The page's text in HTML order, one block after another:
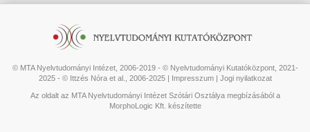
© MTA Nyelvtudományi Intézet, 2006-2019 - © Nyelvtudományi Kutatóközpont, 2021-
2025 - © Ittzés Nóra et al., 2006-2025 | Impresszum| Jogi nyilatkozat
Az oldalt az MTA Nyelvtudományi Intézet Szótári Osztálya megbízásából a
MorphoLogic Kft. készítette